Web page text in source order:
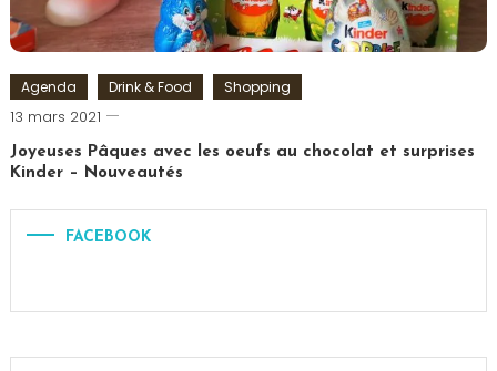
Paris
Agenda Drink & Food Shopping
13 mars 2021
Romain-
Joyeuses Pâques avec les oeufs au chocolat et surprises
Kinder – Nouveautés
Tagged
chocolat,
Kinder,
de
FACEBOOK